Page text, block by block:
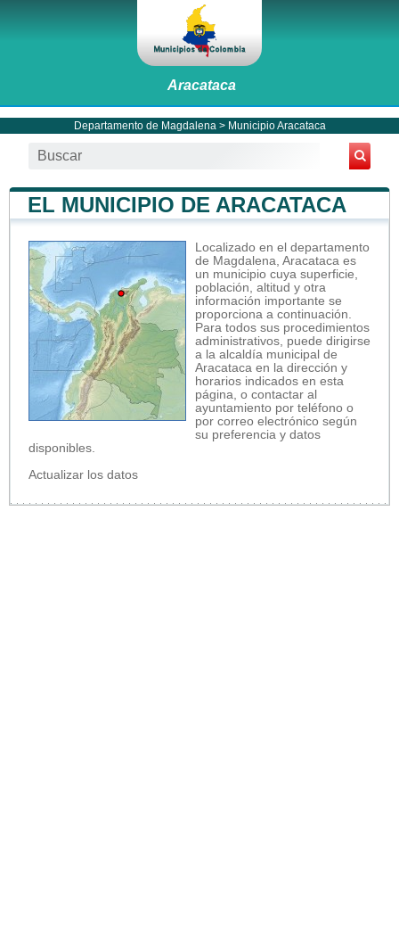
Aracataca
Departamento de Magdalena > Municipio Aracataca
EL MUNICIPIO DE ARACATACA
Localizado en el departamento
de Magdalena, Aracataca es
un municipio cuya superficie,
población, altitud y otra
información importante se
proporciona a continuación.
Para todos sus procedimientos
administrativos, puede dirigirse
a la alcaldía municipal de
Aracataca en la dirección y
horarios indicados en esta
página, o contactar al
ayuntamiento por teléfono o
por correo electrónico según
su preferencia y datos
disponibles.
Actualizar los datos